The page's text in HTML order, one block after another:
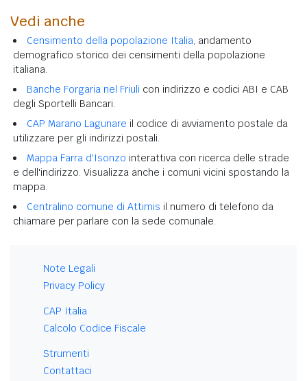
Vedi anche
Censimento della popolazione Italia, andamento
demografico storico dei censimenti della popolazione
italiana.
Banche Forgaria nel Friuli con indirizzo e codici ABI e CAB
degli Sportelli Bancari.
CAP Marano Lagunare il codice di avviamento postale da
utilizzare per gli indirizzi postali.
Mappa Farra d'Isonzo interattiva con ricerca delle strade
e dell'indirizzo. Visualizza anche i comuni vicini spostando la
mappa.
Centralino comune di Attimis il numero di telefono da
chiamare per parlare con la sede comunale.
Note Legali
Privacy Policy
CAP Italia
Calcolo Codice Fiscale
Strumenti
Contattaci